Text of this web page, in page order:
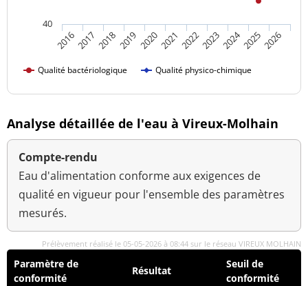
Qualité bactériologique Qualité physico-chimique
20162017 201820192020202120222023202420252026
40
Analyse détaillée de l'eau à Vireux-Molhain
Compte-rendu
Eau d'alimentation conforme aux exigences de
qualité en vigueur pour l'ensemble des paramètres
mesurés.
Prélèvement réalisé le 05-05-2026 à 08:44 sur le réseau VIREUX MOLHAIN
Paramètre de
conformité
Résultat
Seuil de
conformité